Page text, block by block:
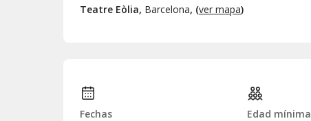
Teatre Eòlia, Barcelona, (ver mapa)
Fechas
Edad mínima